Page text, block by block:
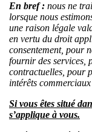
En bref : nous ne
lorsque nous
une raison légale
en vertu du droit
consentement, pour
fournir des services,
contractuelles, pour
intérêts
Si vous êtes situé
s’applique à vous.